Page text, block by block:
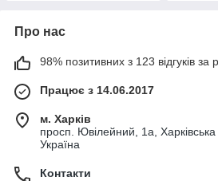
Про нас
98% позитивних з 123 відгуків за
Працює з 14.06.2017
м. Харків
просп. Ювілейний, 1а,
Україна
Контакти